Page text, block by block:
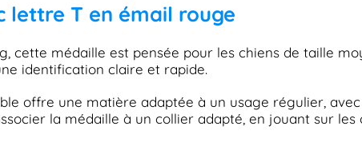
lettre T en émail rouge
cette médaille est pensée pour les chiens de taille
identification claire et rapide.
offre une matière adaptée à un usage régulier,
la médaille à un collier adapté, en jouant sur